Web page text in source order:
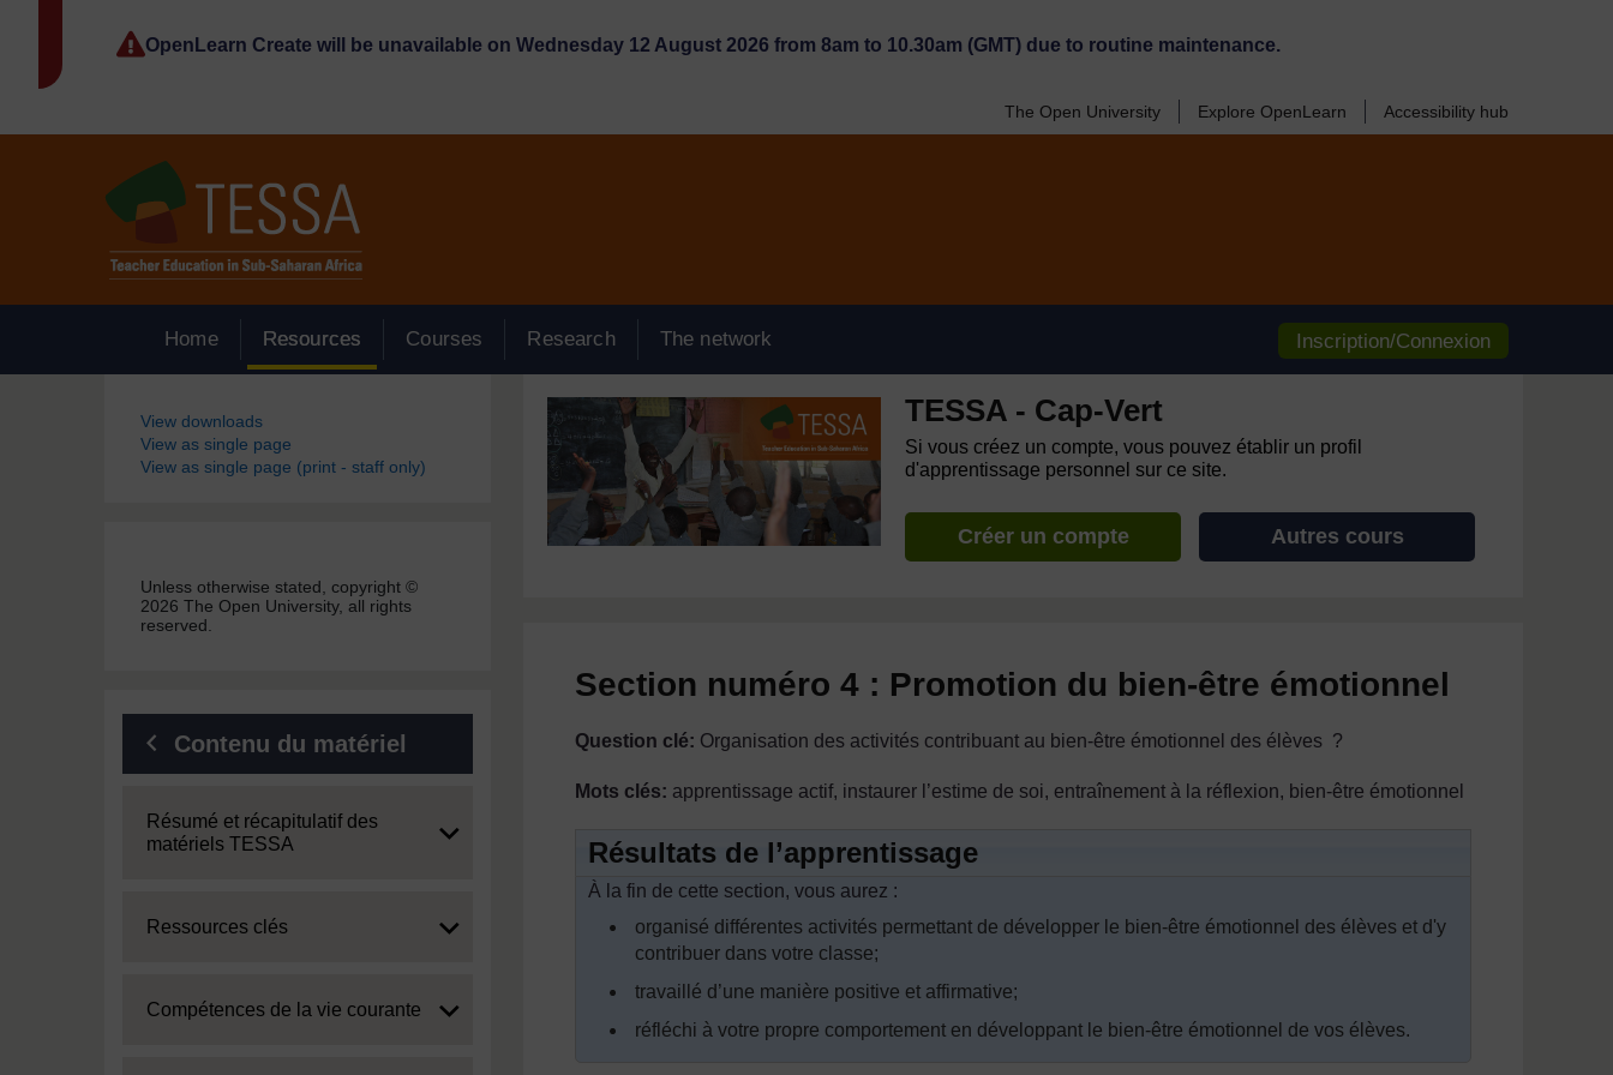
OpenLearn Create will be unavailable on Wednesday 12 August 2026 from 8am to 10.30am (GMT) due to routine maintenance.
The Open University Explore OpenLearn Accessibility hub
Home Resources Courses Research The network Inscription/Connexion
Blocs
View downloads
View as single page
View as single page (print - staff only)
Unless otherwise stated, copyright ©
2026 The Open University, all rights
reserved.
Contenu du matériel
Expand
Résumé et récapitulatif des
matériels TESSA
Expand
Ressources clés
Expand
Compétences de la vie courante
TESSA - Cap-Vert
Si vous créez un compte, vous pouvez établir un profil
d'apprentissage personnel sur ce site.
Créer un compte Autres cours
Section numéro 4 : Promotion du bien-être émotionnel
Question clé: Organisation des activités contribuant au bien-être émotionnel des élèves ?
Mots clés: apprentissage actif, instaurer l’estime de soi, entraînement à la réflexion, bien-être émotionnel
Résultats de l’apprentissage
À la fin de cette section, vous aurez :
organisé différentes activités permettant de développer le bien-être émotionnel des élèves et d'y
contribuer dans votre classe;
travaillé d’une manière positive et affirmative;
réfléchi à votre propre comportement en développant le bien-être émotionnel de vos élèves.